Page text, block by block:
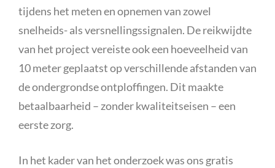
tijdens het meten en opnemen van zowel
snelheids- als versnellingssignalen. De reikwijdte
van het project vereiste ook een hoeveelheid van
10 meter geplaatst op verschillende afstanden van
de ondergrondse ontploffingen. Dit maakte
betaalbaarheid – zonder kwaliteitseisen – een
eerste zorg.
In het kader van het onderzoek was ons gratis